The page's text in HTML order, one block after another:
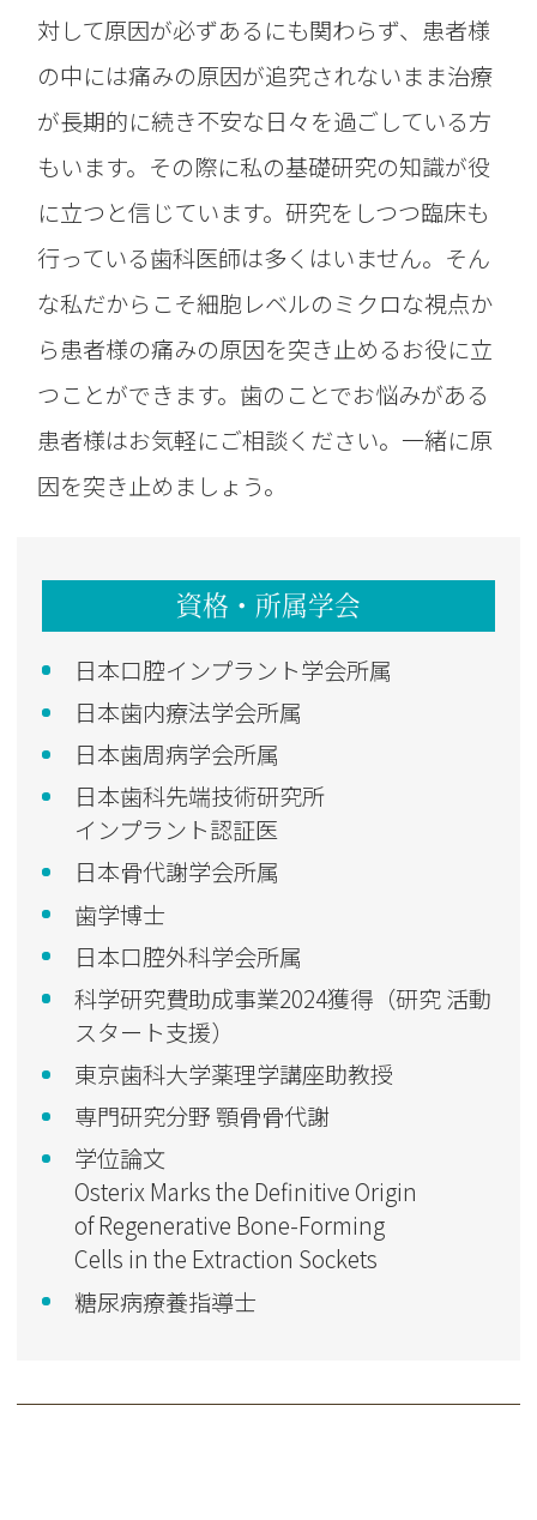
対して原因が必ずあるにも関わらず、患者様
の中には痛みの原因が追究されないまま治療
が長期的に続き不安な日々を過ごしている方
もいます。その際に私の基礎研究の知識が役
に立つと信じています。研究をしつつ臨床も
行っている歯科医師は多くはいません。そん
な私だからこそ細胞レベルのミクロな視点か
ら患者様の痛みの原因を突き止めるお役に立
つことができます。歯のことでお悩みがある
患者様はお気軽にご相談ください。一緒に原
因を突き止めましょう。
資格・所属学会
日本口腔インプラント学会所属
日本歯内療法学会所属
日本歯周病学会所属
日本歯科先端技術研究所
インプラント認証医
日本骨代謝学会所属
歯学博士
日本口腔外科学会所属
科学研究費助成事業2024獲得（研究 活動
スタート支援）
東京歯科大学薬理学講座助教授
専門研究分野 顎骨骨代謝
学位論文
Osterix Marks the Definitive Origin
of Regenerative Bone-Forming
Cells in the Extraction Sockets
糖尿病療養指導士